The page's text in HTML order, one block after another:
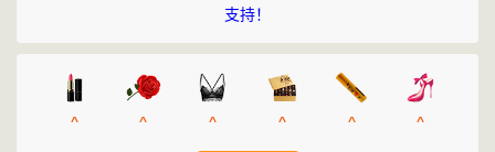
支持！
^ ^ ^ ^ ^ ^